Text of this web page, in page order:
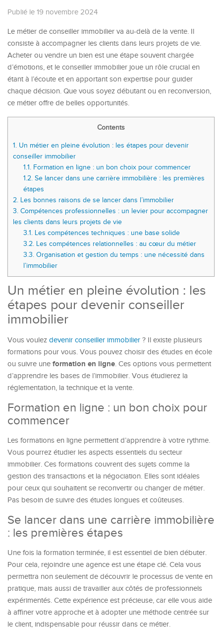
Publié le 19 novembre 2024
Le métier de conseiller immobilier va au-delà de la vente. Il
consiste à accompagner les clients dans leurs projets de vie.
Acheter ou vendre un bien est une étape souvent chargée
d’émotions, et le conseiller immobilier joue un rôle crucial en
étant à l’écoute et en apportant son expertise pour guider
chaque décision. Que vous soyez débutant ou en reconversion,
ce métier offre de belles opportunités.
Contents
1. Un métier en pleine évolution : les étapes pour devenir
conseiller immobilier
1.1. Formation en ligne : un bon choix pour commencer
1.2. Se lancer dans une carrière immobilière : les premières
étapes
2. Les bonnes raisons de se lancer dans l’immobilier
3. Compétences professionnelles : un levier pour accompagner
les clients dans leurs projets de vie
3.1. Les compétences techniques : une base solide
3.2. Les compétences relationnelles : au cœur du métier
3.3. Organisation et gestion du temps : une nécessité dans
l’immobilier
Un métier en pleine évolution : les
étapes pour devenir conseiller
immobilier
Vous voulez devenir conseiller immobilier ? Il existe plusieurs
formations pour vous. Vous pouvez choisir des études en école
ou suivre une formation en ligne. Ces options vous permettent
d’apprendre les bases de l’immobilier. Vous étudierez la
réglementation, la technique et la vente.
Formation en ligne : un bon choix pour
commencer
Les formations en ligne permettent d’apprendre à votre rythme.
Vous pourrez étudier les aspects essentiels du secteur
immobilier. Ces formations couvrent des sujets comme la
gestion des transactions et la négociation. Elles sont idéales
pour ceux qui souhaitent se reconvertir ou changer de métier.
Pas besoin de suivre des études longues et coûteuses.
Se lancer dans une carrière immobilière
: les premières étapes
Une fois la formation terminée, il est essentiel de bien débuter.
Pour cela, rejoindre une agence est une étape clé. Cela vous
permettra non seulement de découvrir le processus de vente en
pratique, mais aussi de travailler aux côtés de professionnels
expérimentés. Cette expérience est précieuse, car elle vous aide
à affiner votre approche et à adopter une méthode centrée sur
le client, indispensable pour réussir dans ce métier.